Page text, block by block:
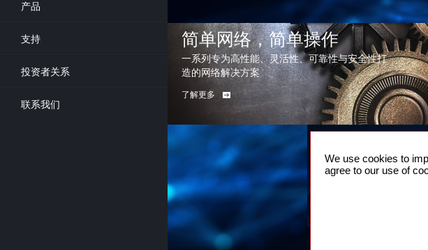
产品
支持
投资者关系
联系我们
简单网络，简单操作
一系列专为高性能、灵活性、可靠性与安全性打
造的网络解决方案
了解更多
针对分组网络的时间同
We use cookies to
agree to our use of